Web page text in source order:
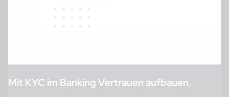
Mit KYC im Banking Vertrauen aufbauen.